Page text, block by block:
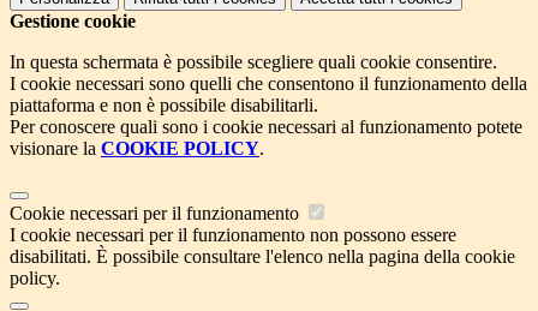
Gestione cookie
In questa schermata è possibile scegliere quali cookie consentire.
I cookie necessari sono quelli che consentono il funzionamento della
piattaforma e non è possibile disabilitarli.
Per conoscere quali sono i cookie necessari al funzionamento potete
visionare la COOKIE POLICY.
Cookie necessari per il funzionamento
I cookie necessari per il funzionamento non possono essere
disabilitati. È possibile consultare l'elenco nella pagina della cookie
policy.